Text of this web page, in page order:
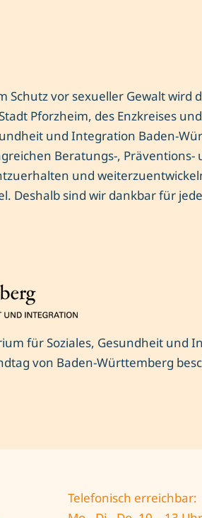
Schutz vor sexueller Gewalt wird
Pforzheim, des Enzkreises
und Integration Baden-
Beratungs-, Präventions-
und
Deshalb sind wir dankbar für
für Soziales, Gesundheit und
von Baden-Württemberg
Telefonisch erreichbar: